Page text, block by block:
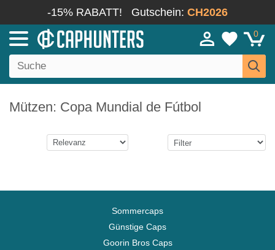
-15% RABATT! Gutschein: CH2026
0
Mützen: Copa Mundial de Fútbol
Sommercaps
Günstige Caps
Goorin Bros Caps